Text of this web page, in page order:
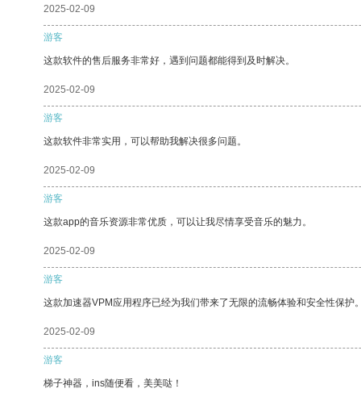
2025-02-09
游客
这款软件的售后服务非常好，遇到问题都能得到及时解决。
2025-02-09
游客
这款软件非常实用，可以帮助我解决很多问题。
2025-02-09
游客
这款app的音乐资源非常优质，可以让我尽情享受音乐的魅力。
2025-02-09
游客
这款加速器VPM应用程序已经为我们带来了无限的流畅体验和安全性保护
2025-02-09
游客
梯子神器，ins随便看，美美哒！